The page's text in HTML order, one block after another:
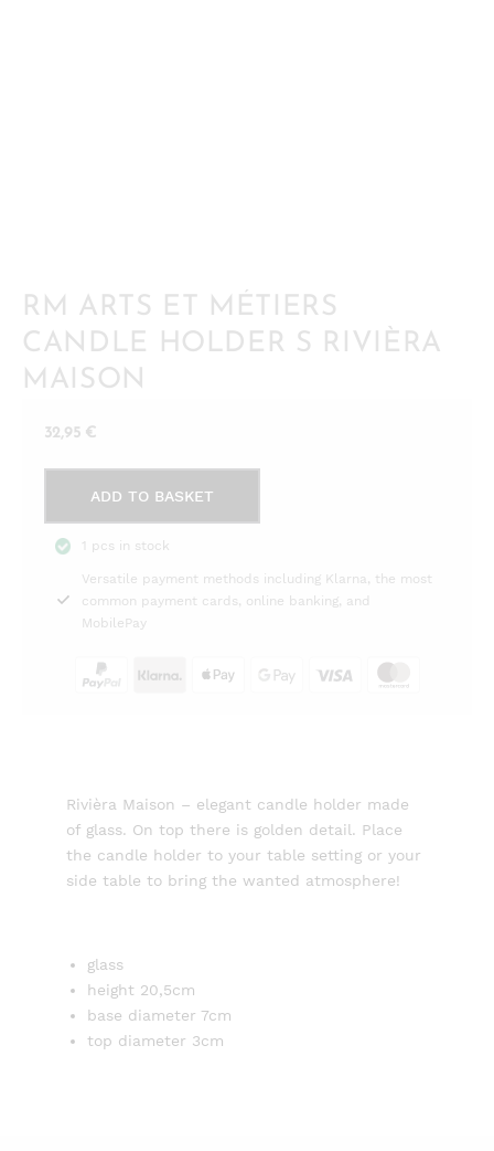
RM ARTS ET MÉTIERS
CANDLE HOLDER S RIVIÈRA
MAISON
32,95 €
Métiers
Candle
Holder
Maison
ADD TO BASKET
1 pcs in stock
Versatile payment methods including Klarna, the most
common payment cards, online banking, and
MobilePay
Rivièra Maison – elegant candle holder made
of glass. On top there is golden detail. Place
the candle holder to your table setting or your
side table to bring the wanted atmosphere!
glass
height 20,5cm
base diameter 7cm
top diameter 3cm